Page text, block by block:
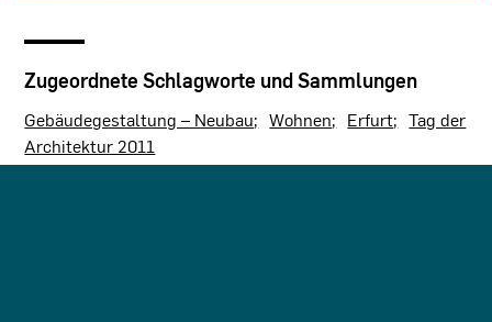
Zugeordnete Schlagworte und Sammlungen
Gebäudegestaltung – Neubau Wohnen Erfurt
Tag der
Architektur 2011